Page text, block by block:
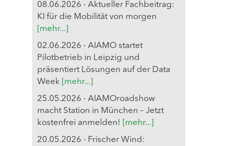
08.06.2026 - Aktueller Fachbeitrag:
KI für die Mobilität von morgen
[mehr...]
02.06.2026 - AIAMO startet
Pilotbetrieb in Leipzig und
präsentiert Lösungen auf der Data
Week
[mehr...]
25.05.2026 - AIAMOroadshow
macht Station in München – Jetzt
kostenfrei anmelden!
[mehr...]
20.05.2026 - Frischer Wind: